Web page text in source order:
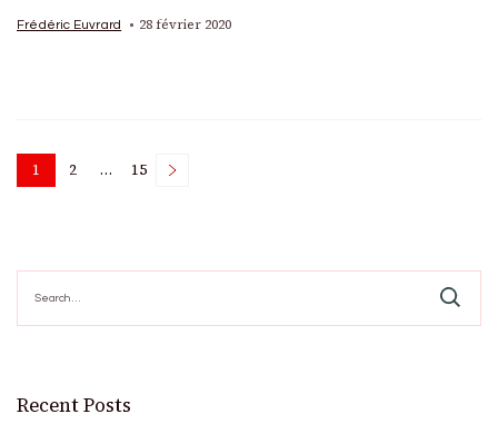
Frédéric Euvrard 28 février 2020
Posts
Page
1 Page
2 … Page
15
for:
Recent Posts